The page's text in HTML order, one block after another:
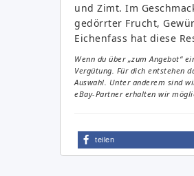
und Zimt. Im
gedörrter Frucht,
Eichenfass hat diese
Wenn du über „zum Angebot“
Vergütung. Für dich entstehen
Auswahl. Unter anderem sind
eBay-Partner erhalten wir
teilen